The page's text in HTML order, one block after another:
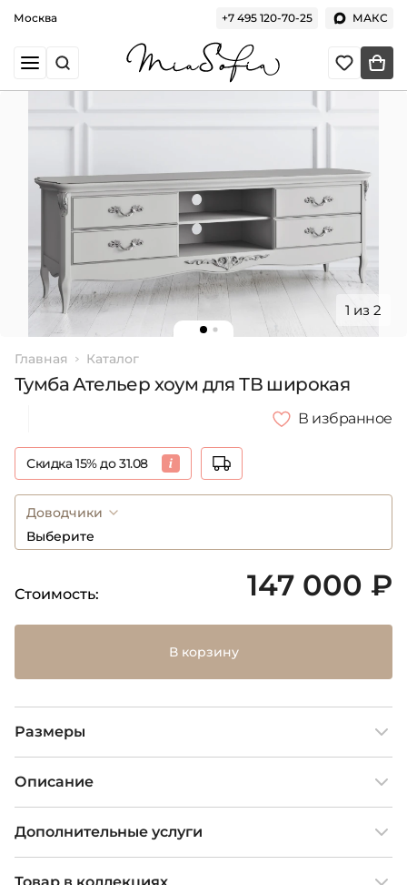
Москва +7 495 120-70-25 МАКС
1 из 2
Главная Каталог
Тумба Ательер хоум для ТВ широкая
В избранное
Скидка 15% до 31.08
Доводчики
Выберите
Стоимость: 147 000 ₽
В корзину
Размеры
Описание
Дополнительные услуги